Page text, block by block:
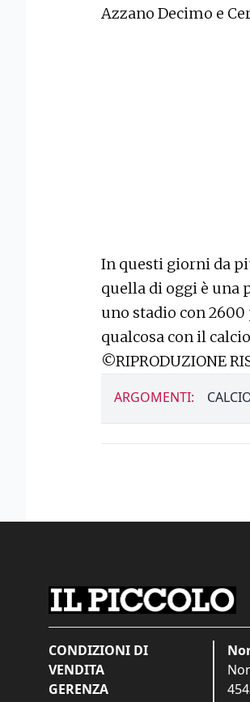
Azzano Decimo e
In questi giorni da
quella di oggi è una
uno stadio con
qualcosa con il
©RIPRODUZIONE
ARGOMENTI:
CONDIZIONI DI
VENDITA
GERENZA